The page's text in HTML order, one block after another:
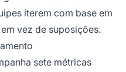
iterem com base em
vez de suposições.
sete métricas